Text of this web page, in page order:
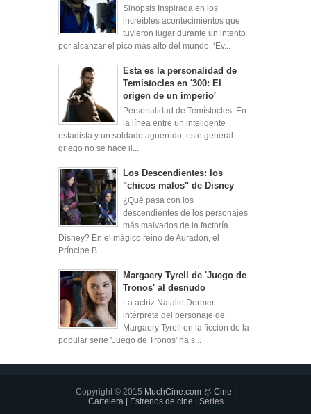
Sinopsis Inspirada en los
increíbles acontecimientos que
tuvieron lugar durante un intento
por alcanzar el pico más alto del mundo, ‘Ev...
Esta es la personalidad de
Temístocles en '300: El
origen de un imperio'
Personalidad de Temístocles: En
la línea entre un inteligente
estadista y un soldado aguerrido, este general
griego no se hace il...
Los Descendientes: los
"chicos malos" de Disney
¿Qué pasa con los
descendientes de los personajes
más malvados de la factoría
Disney? En el mágico reino de Auradon, el
Príncipe B...
Margaery Tyrell de 'Juego de
Tronos' al desnudo
La actriz Natalie Dormer
intérprete del personaje de
Margaery Tyrell en la ficción de la
popular serie 'Juego de Tronos' ha s...
Copyright © 2015 MuchCine.com 🥇 Cine |
Cartelera | Estrenos de cine | Series